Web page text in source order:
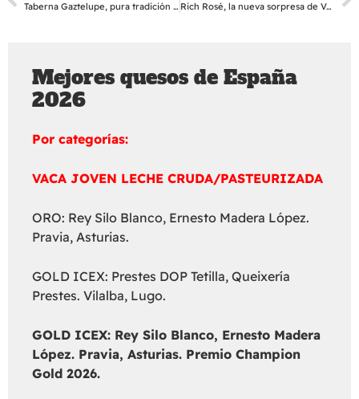
Taberna Gaztelupe, pura tradición vasca Rich Rosé, la nueva sorpresa de Veuve Clicquot
Mejores quesos de España
2026
Por categorías:
VACA JOVEN LECHE CRUDA/PASTEURIZADA
ORO: Rey Silo Blanco, Ernesto Madera López.
Pravia, Asturias.
GOLD ICEX: Prestes DOP Tetilla, Queixería
Prestes. Vilalba, Lugo.
GOLD ICEX: Rey Silo Blanco, Ernesto Madera
López. Pravia, Asturias. Premio Champion
Gold 2026.